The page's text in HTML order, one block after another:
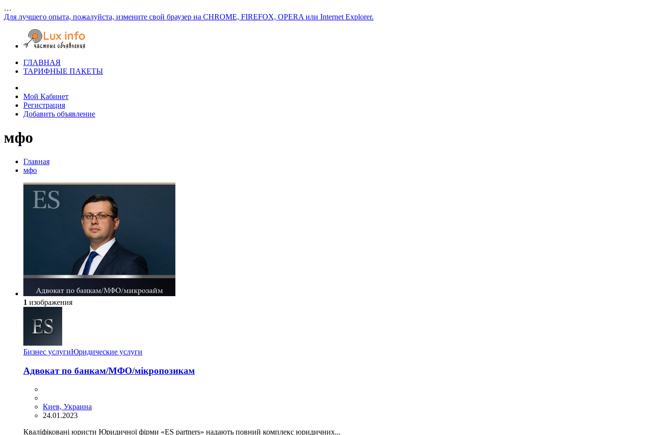
…
Для лучшего опыта, пожалуйста, измените свой браузер на CHROME, FIREFOX, OPERA или Internet Explorer.
ГЛАВНАЯ
ТАРИФНЫЕ ПАКЕТЫ
Мой Кабинет
Регистрация
Добавить объявление
мфо
Главная
мфо
1 изображения
Бизнес услугиЮридические услуги
Адвокат по банкам/МФО/мікропозикам
Киев, Украина
24.01.2023
Кваліфіковані юристи Юридичної фірми «ЕS partners» надають повний комплекс юридичних...